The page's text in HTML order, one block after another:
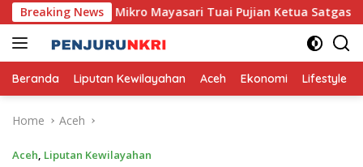
Skip
to
content
Breaking News
Usaha Mikro Mayasari Tuai Pujian Ketua Satgas PRR
Beranda Liputan Kewilayahan Aceh Ekonomi Lifestyle
Home Aceh
Aceh, Liputan Kewilayahan